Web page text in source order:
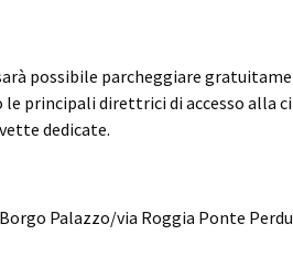
possibile parcheggiare
principali direttrici di accesso alla
dedicate.
Palazzo/via Roggia Ponte